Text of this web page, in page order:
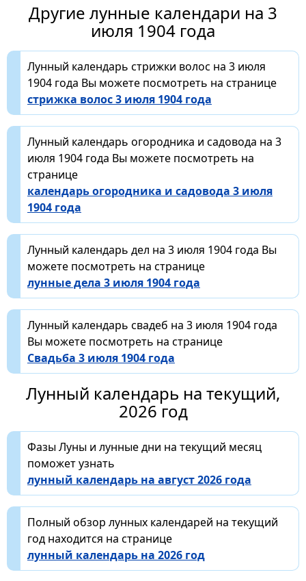
Другие лунные календари на 3
июля 1904 года
Лунный календарь стрижки волос на 3 июля
1904 года Вы можете посмотреть на странице
стрижка волос 3 июля 1904 года
Лунный календарь огородника и садовода на 3
июля 1904 года Вы можете посмотреть на
странице
календарь огородника и садовода 3 июля
1904 года
Лунный календарь дел на 3 июля 1904 года Вы
можете посмотреть на странице
лунные дела 3 июля 1904 года
Лунный календарь свадеб на 3 июля 1904 года
Вы можете посмотреть на странице
Свадьба 3 июля 1904 года
Лунный календарь на текущий,
2026 год
Фазы Луны и лунные дни на текущий месяц
поможет узнать
лунный календарь на август 2026 года
Полный обзор лунных календарей на текущий
год находится на странице
лунный календарь на 2026 год